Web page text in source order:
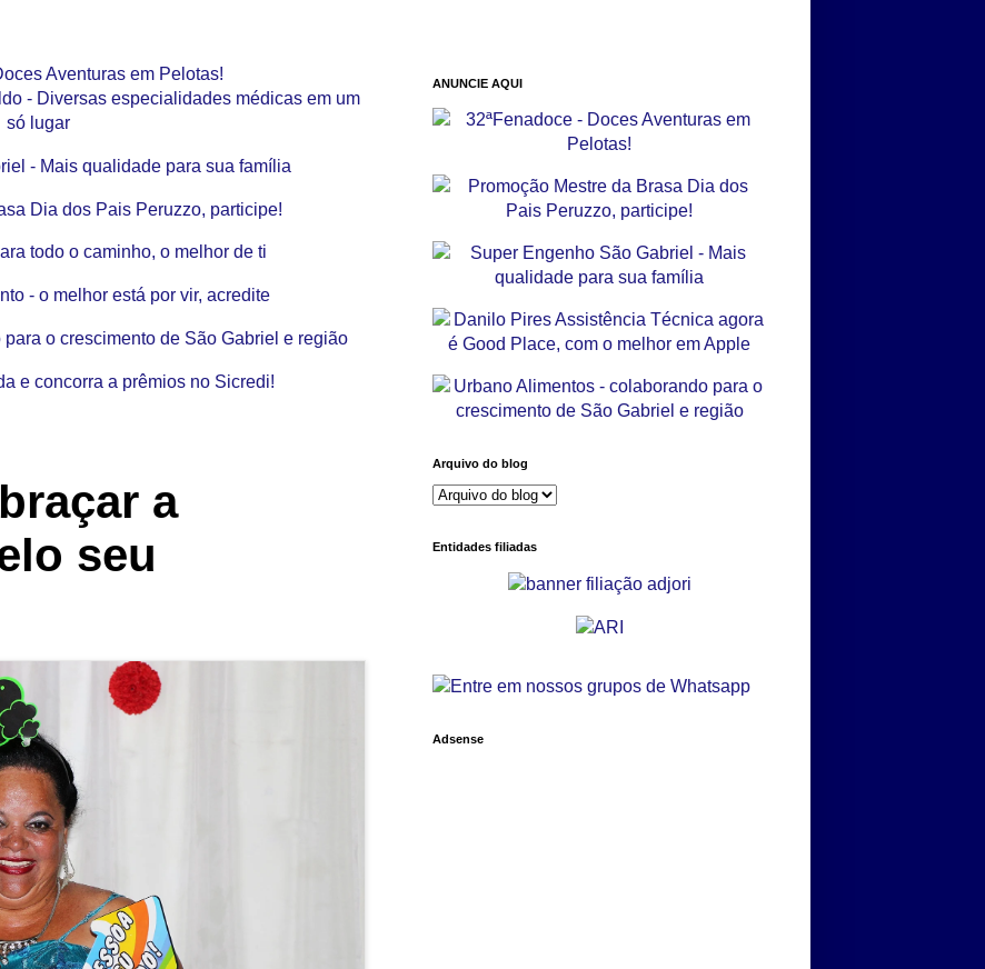
a
seu
ANUNCIE AQUI
Arquivo do blog
Entidades filiadas
Adsense